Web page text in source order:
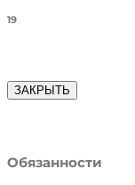
19
ЗАКРЫТЬ
Обязанности